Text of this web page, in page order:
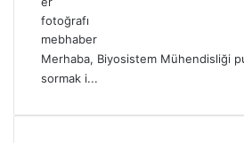
mebhaber
Merhaba, Biyosistem Mühendisliği
sormak i...